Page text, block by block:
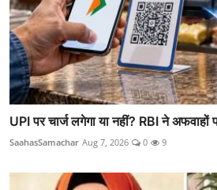
UPI पर चार्ज लगेगा या नहीं? RBI ने अफवाहों
SaahasSamachar Aug 7, 2026 0 9